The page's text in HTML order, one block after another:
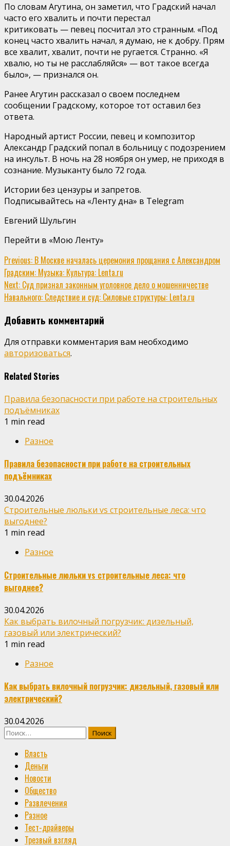
По словам Агутина, он заметил, что Градский начал
часто его хвалить и почти перестал
критиковать — певец посчитал это странным. «Под
конец часто хвалить начал, я думаю, не к добру. Прям
все хвалит, хвалит, почти не ругается. Странно. «Я
хвалю, но ты не расслабляйся» — вот такое всегда
было», — признался он.
Ранее Агутин рассказал о своем последнем
сообщении Градскому, которое тот оставил без
ответа.
Народный артист России, певец и композитор
Александр Градский попал в больницу с подозрением
на инсульт. В ночь на 28 ноября он умер, не приходя в
сознание. Музыканту было 72 года.
Истории без цензуры и запретов.
Подписывайтесь на «Ленту дна» в Telegram
Евгений Шульгин
Перейти в «Мою Ленту»
Continue
Reading
Previous: В Москве началась церемония прощания с Александром
Градским: Музыка: Культура: Lenta.ru
Next: Суд признал законным уголовное дело о мошенничестве
Навального: Следствие и суд: Силовые структуры: Lenta.ru
Добавить комментарий
Для отправки комментария вам необходимо
авторизоваться.
Related Stories
Правила безопасности при работе на строительных
подъёмниках
1 min read
Разное
Правила безопасности при работе на строительных
подъёмниках
30.04.2026
Строительные люльки vs строительные леса: что
выгоднее?
1 min read
Разное
Строительные люльки vs строительные леса: что
выгоднее?
30.04.2026
Как выбрать вилочный погрузчик: дизельный,
газовый или электрический?
1 min read
Разное
Как выбрать вилочный погрузчик: дизельный, газовый или
электрический?
30.04.2026
Найти:
Власть
Деньги
Новости
Общество
Развлечения
Разное
Тест-драйверы
Трезвый взгляд